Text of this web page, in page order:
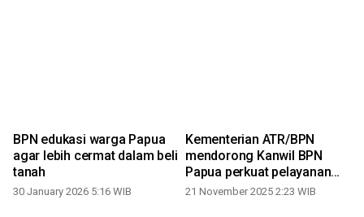
BPN edukasi warga Papua
agar lebih cermat dalam beli
tanah
30 January 2026 5:16 WIB
Kementerian ATR/BPN
mendorong Kanwil BPN
Papua perkuat pelayanan
pertanahan
21 November 2025 2:23 WIB